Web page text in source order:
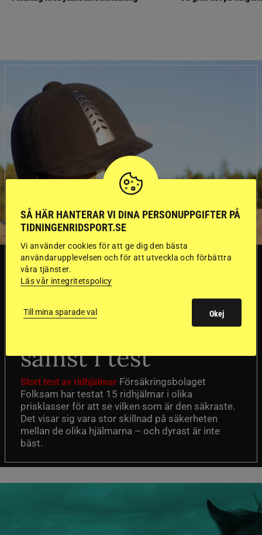
SVERIGE
Dyraste
ridhjälmarna blev
sämst i test
Stort test av ridhjälmar Försäkringsbolaget
Folksam har testat 15 ridhjälmar i olika
prisklasser för att se vilken som är den säkraste.
Det visar sig vara stor skillnad på säkerheten
mellan de olika hjälmarna – och dyrast är inte
bäst.
SÅ HÄR HANTERAR VI DINA PERSONUPPGIFTER PÅ
TIDNINGENRIDSPORT.SE
Vi använder cookies för att ge dig den bästa
användarupplevelsen och för att utveckla och förbättra
våra tjänster.
Läs vår integritetspolicy
Till mina sparade val Okej